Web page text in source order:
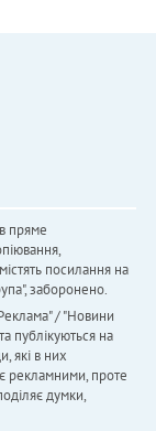
пряме
посилання на
заборонено.
/ "Новини
публікуються на
які в них
рекламними, проте
думки,